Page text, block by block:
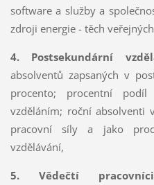
software a služby a
zdroji energie - těch
4. Postsekundární
absolventů zapsaných v
procento; procentní
vzděláním; roční absolventi
pracovní síly a jako
vzdělávání,
5. Vědečtí